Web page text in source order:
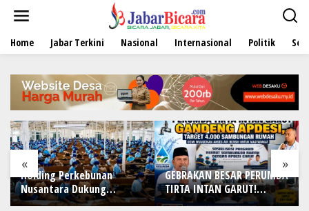
t
Home Jabar Terkini Nasional Internasional Politik
« »
GEBRAKAN BESAR PERUMDA
TIRTA INTAN GARUT!
Gandeng APDESI, Target
Holding Perkebunan
Nusantara Dukung
Berbasis Perkebunan,